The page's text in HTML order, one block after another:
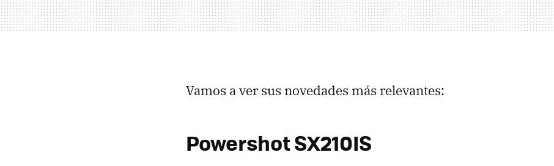
Vamos a ver sus novedades más relevantes:
Powershot SX210IS